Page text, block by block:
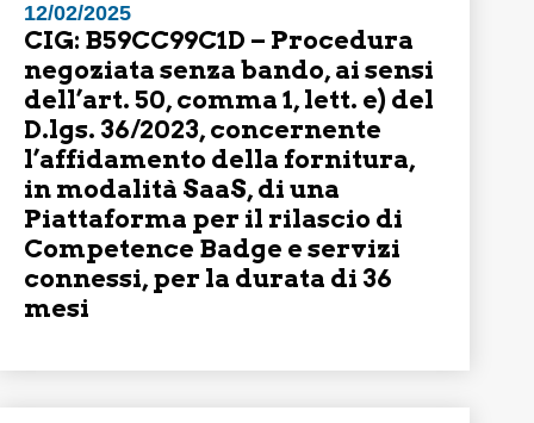
12/02/2025
CIG: B59CC99C1D – Procedura
negoziata senza bando, ai sensi
dell’art. 50, comma 1, lett. e) del
D.lgs. 36/2023, concernente
l’affidamento della fornitura,
in modalità SaaS, di una
Piattaforma per il rilascio di
Competence Badge e servizi
connessi, per la durata di 36
mesi